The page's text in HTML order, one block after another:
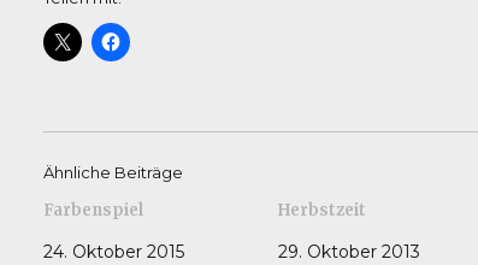
Ähnliche Beiträge
Farbenspiel
24. Oktober 2015
Herbstzeit
29. Oktober 2013